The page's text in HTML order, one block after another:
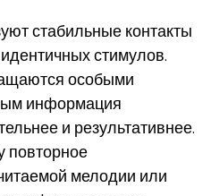
стабильные контакты
стимулов.
особыми
информация
и результативнее.
повторное
мелодии или